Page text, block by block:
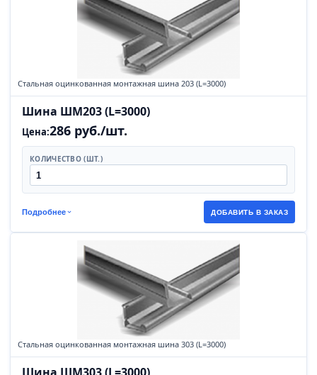
Стальная оцинкованная монтажная шина 203 (L=3000)
Шина ШМ203 (L=3000)
Цена:286 руб./шт.
КОЛИЧЕСТВО (ШТ.)
Подробнее ДОБАВИТЬ В ЗАКАЗ
Стальная оцинкованная монтажная шина 303 (L=3000)